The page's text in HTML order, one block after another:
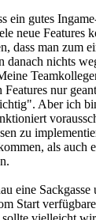
ein gutes
neue Features
dass man zum
danach nichts
nur
Aber ich
zu
als auch
eine
Start